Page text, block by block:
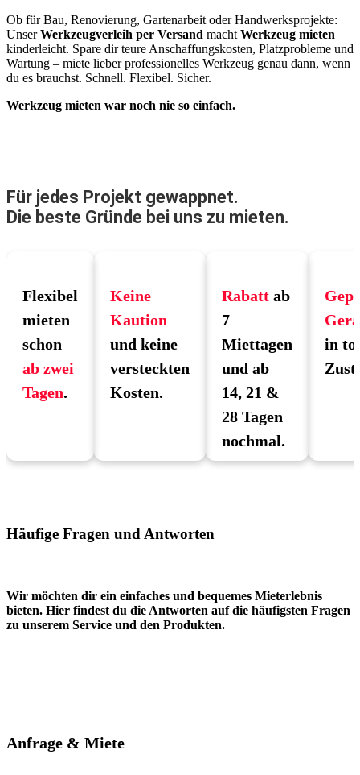
Ob für Bau, Renovierung, Gartenarbeit oder Handwerksprojekte:
UnserWerkzeugverleih per Versand macht Werkzeug mieten
kinderleicht. Spare dir teure Anschaffungskosten, Platzprobleme und
Wartung – miete lieber professionelles Werkzeug genau dann, wenn
du es brauchst. Schnell. Flexibel. Sicher.
Werkzeug mieten war noch nie so einfach.
Für jedes Projekt gewappnet.
Die beste Gründe bei uns zu mieten.
Flexibel
mieten
schon
ab zwei
Tagen.
Keine
Kaution
und keine
versteckten
Kosten.
Rabatt ab
7
Miettagen
und ab
14, 21 &
28 Tagen
nochmal.
in
Häufige Fragen und Antworten
Wir möchten dir ein einfaches und bequemes Mieterlebnis
bieten. Hier findest du die Antworten auf die häufigsten Fragen
zu unserem Service und den Produkten.
Anfrage & Miete